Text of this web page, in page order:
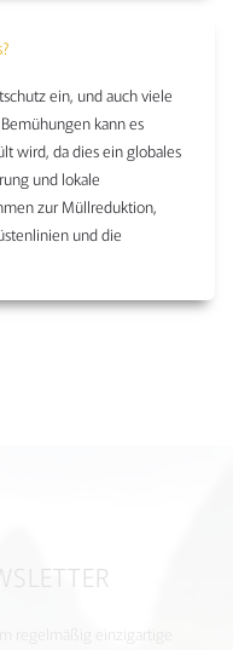
ein, und auch viele
kann es
wird, da dies ein globales
und lokale
zur Müllreduktion,
und die
regelmäßig einzigartige